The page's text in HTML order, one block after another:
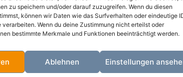
zu speichern und/oder darauf zuzugreifen. Wenn du diesen
können wir Daten wie das Surfverhalten oder eindeutige
verarbeiten. Wenn du deine Zustimmung nicht erteilst oder
bestimmte Merkmale und Funktionen beeinträchtigt werden.
Ablehnen Einstellungen
Einstellung Ihrer Browser-
nicht sämtliche Funktionen dieser
der durch den Cookie erzeugten
sowie die Verarbeitung dieser Daten